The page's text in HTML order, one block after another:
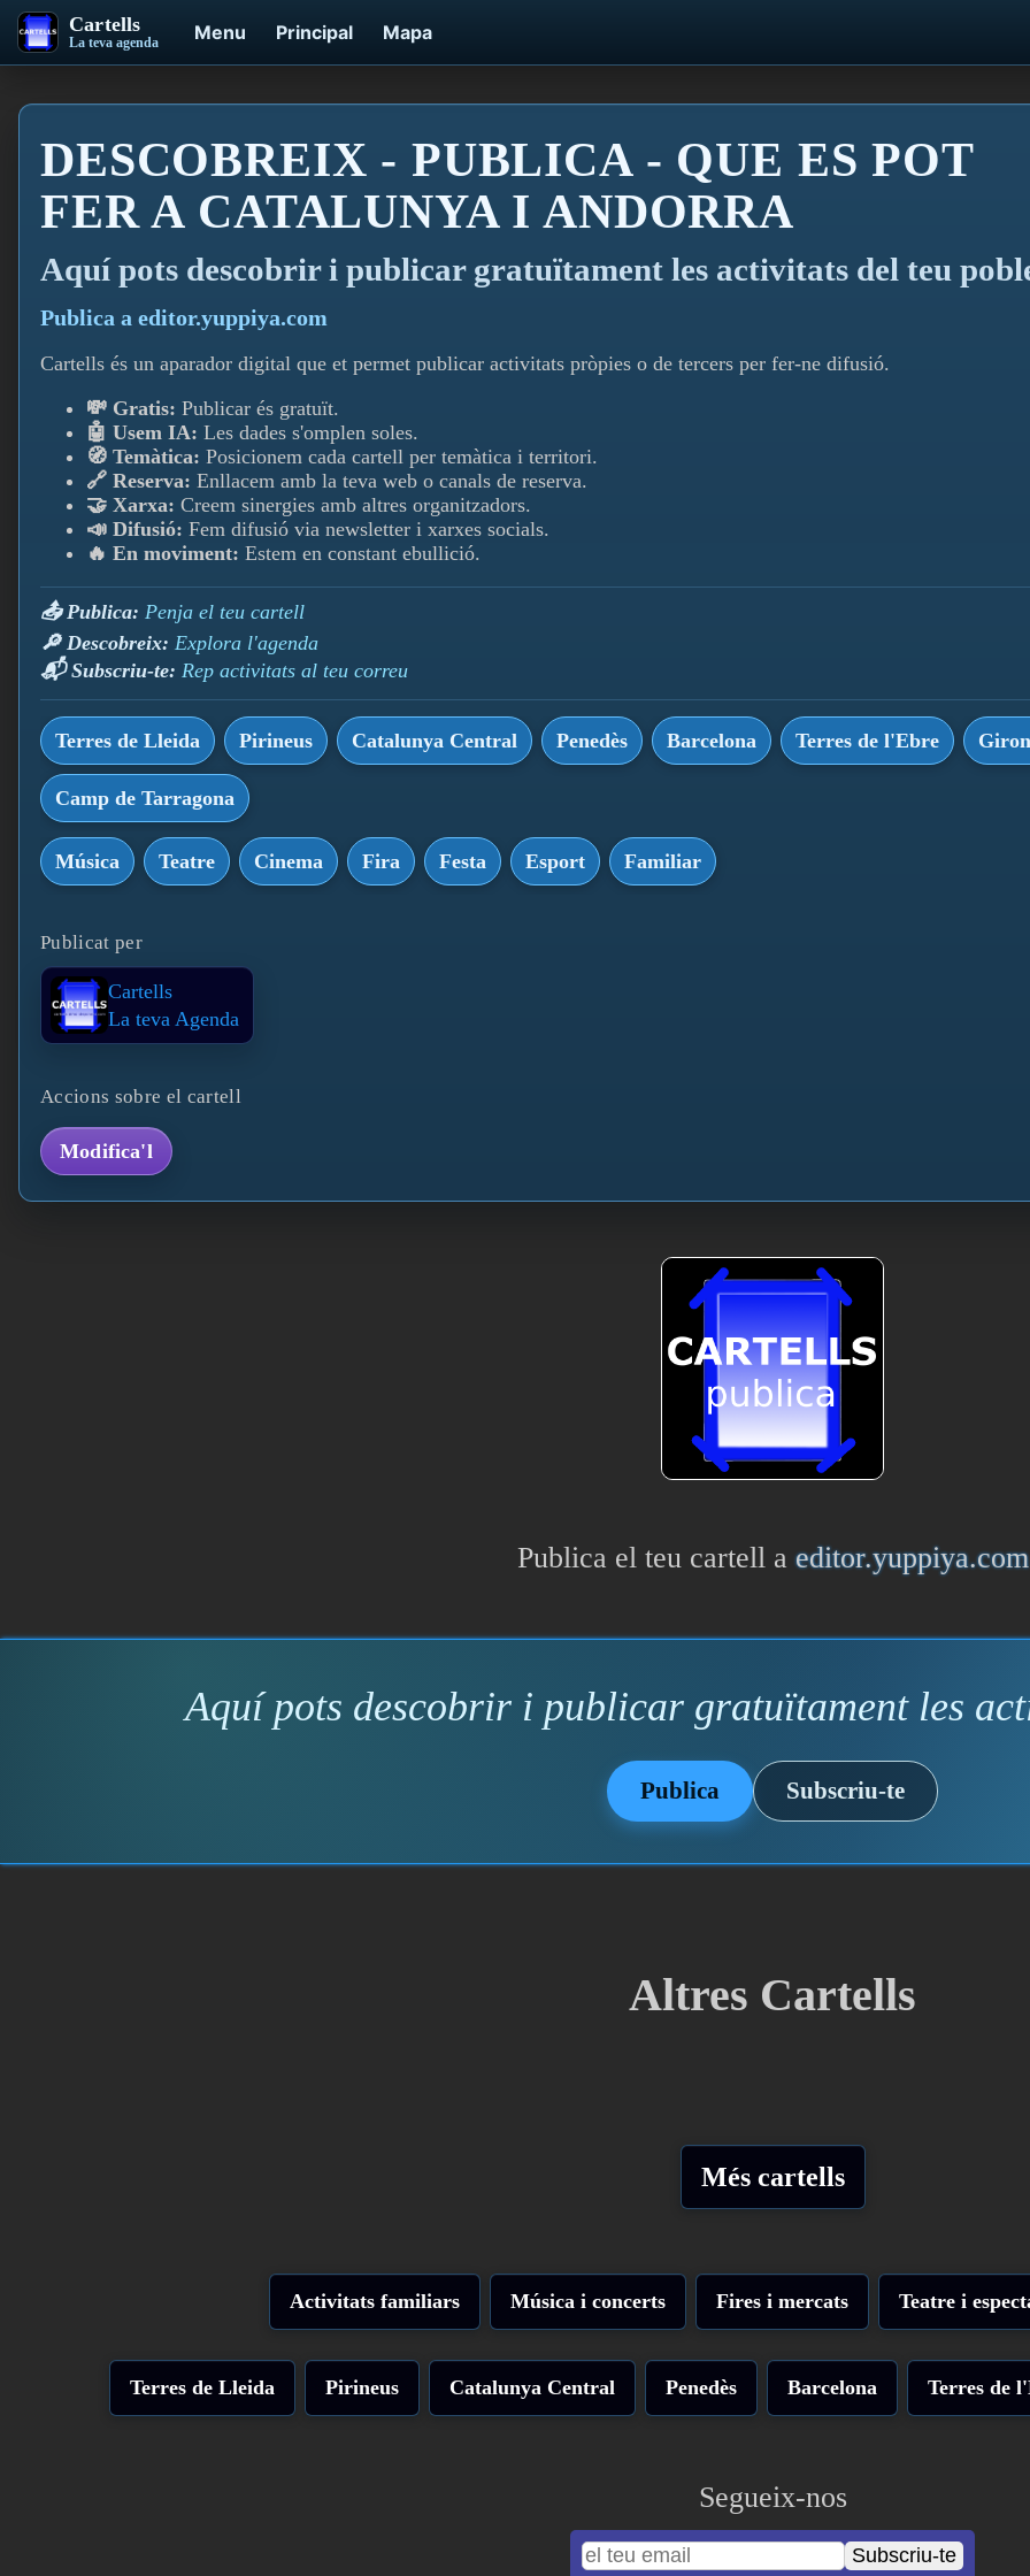
Cartells
La teva agenda Menu Principal Mapa
DESCOBREIX - PUBLICA - QUE ES POT
FER A CATALUNYA I ANDORRA
Aquí­ pots descobrir i publicar gratuïtament les activitats del teu
Publica a editor.yuppiya.com
Cartells és un aparador digital que et permet publicar activitats pròpies o de tercers per fer-ne difusió.
💸 Gratis: Publicar és gratuït.
🤖 Usem IA: Les dades s'omplen soles.
🧭 Temàtica: Posicionem cada cartell per temàtica i territori.
🔗 Reserva: Enllacem amb la teva web o canals de reserva.
🤝 Xarxa: Creem sinergies amb altres organitzadors.
📣 Difusió: Fem difusió via newsletter i xarxes socials.
🔥 En moviment: Estem en constant ebullició.
📤 Publica: Penja el teu cartell
🔎 Descobreix: Explora l'agenda
📬 Subscriu-te: Rep activitats al teu correu
Terres de Lleida Pirineus Catalunya Central Penedès Barcelona Terres de l'Ebre
Camp de Tarragona
Música Teatre Cinema Fira Festa Esport Familiar
Publicat per
Cartells
La teva Agenda
Accions sobre el cartell
Modifica'l
Publica el teu cartell aeditor.yuppiya.com
Aquí pots descobrir i publicar gratuïtament les
Publica Subscriu-te
Altres Cartells
Més cartells
Activitats familiars Música i concerts Fires i mercats Teatre i
Terres de Lleida Pirineus Catalunya Central Penedès Barcelona Terres de
Segueix-nos
Subscriu-te